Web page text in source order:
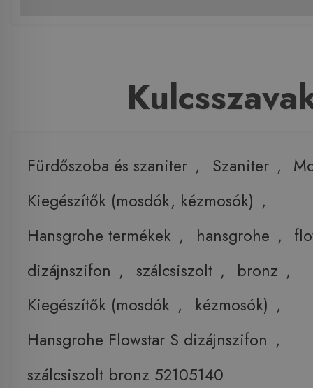
Fürdőszoba és szaniter , Szaniter ,
Kiegészítők (mosdók, kézmosók) ,
Hansgrohe termékek , hansgrohe ,
dizájnszifon , szálcsiszolt , bronz ,
Kiegészítők (mosdók , kézmosók) ,
Hansgrohe Flowstar S dizájnszifon ,
szálcsiszolt bronz 52105140